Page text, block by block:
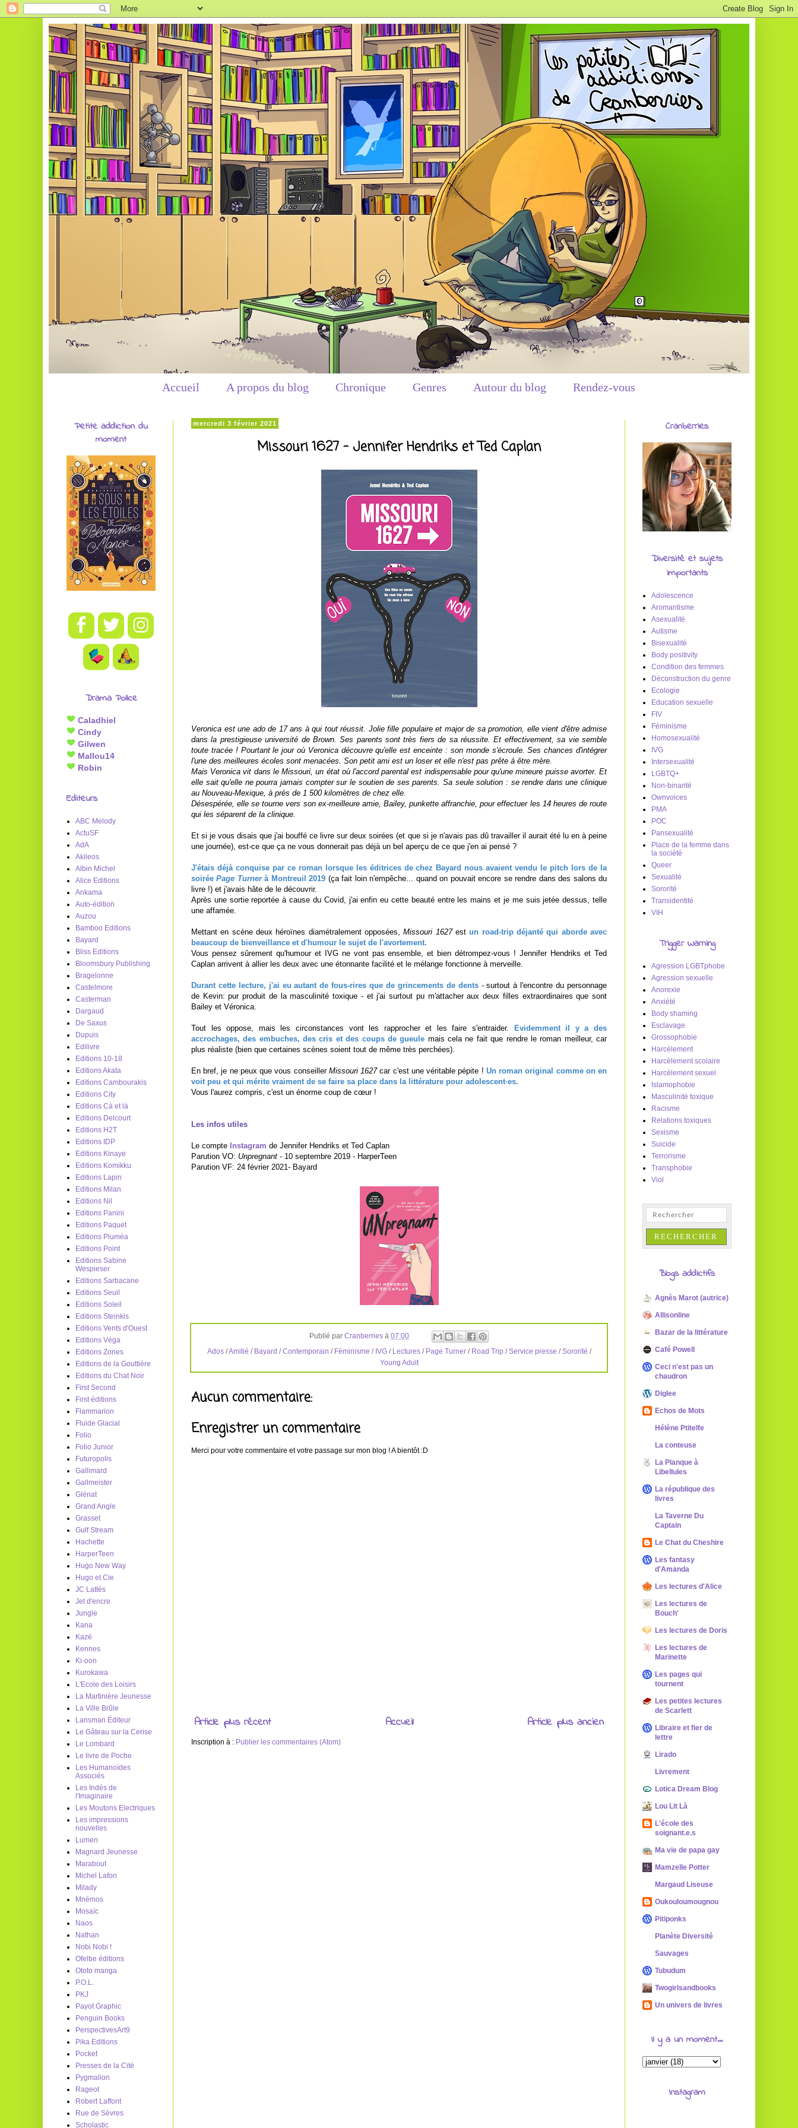
Accueil A propos du blog Chronique Genres Autour du blog Rendez-vous
mercredi 3 février 2021
Missouri 1627 - Jennifer Hendriks et Ted Caplan
Veronica est une ado de 17 ans à qui tout réussit. Jolie fille populaire et major de sa promotion, elle vient d'être admise
dans la prestigieuse université de Brown. Ses parents sont très fiers de sa réussite. Et effectivement, sa vie semble
toute tracée ! Pourtant le jour où Veronica découvre qu'elle est enceinte : son monde s'écroule. Ses chances d'intégrer
l'une des meilleures écoles sont menacées. Son petit ami est un loser et elle n'est pas prête à être mère.
Mais Veronica vit dans le Missouri, un état où l'accord parental est indispensable pour qu'une mineure puisse avorter. Et
elle sait qu'elle ne pourra jamais compter sur le soutien de ses parents. Sa seule solution : se rendre dans une clinique
au Nouveau-Mexique, à près de 1 500 kilomètres de chez elle.
Désespérée, elle se tourne vers son ex-meilleure amie, Bailey, punkette affranchie, pour effectuer les 14 heures de route
qui les séparent de la clinique.
Et si je vous disais que j'ai bouffé ce livre sur deux soirées (et que si je n'avais pas dû travailler il aurait été lu en à peine
une journée), est-ce que ça ne vous donnerait pas déjà un bel aperçu de ce que j'en ai pensé ?
J'étais déjà conquise par ce roman lorsque les éditrices de chez Bayard nous avaient vendu le pitch lors de la
soiréePage Turnerà Montreuil 2019 (ça fait loin n'empêche... quand on pouvait encore se rendre dans des salons du
livre !) et j'avais hâte de le découvrir.
Après une sortie reportée à cause du Covid, j'ai enfin eu cette beauté entre les mains et je me suis jetée dessus, telle
une affamée.
Mettant en scène deux héroïnes diamétralement opposées,Missouri 1627estun road-trip déjanté qui aborde avec
beaucoup de bienveillance et d'humour le sujet de l'avortement.
Vous pensez sûrement qu'humour et IVG ne vont pas ensemble, et bien détrompez-vous ! Jennifer Hendriks et Ted
Caplan arrivent à allier les deux avec une étonnante facilité et le mélange fonctionne à merveille.
Durant cette lecture, j'ai eu autant de fous-rires que de grincements de dents- surtout à l'encontre du personnage
de Kevin: pur produit de la masculinité toxique - et j'ai surtout pu m'attacher aux deux filles extraordinaires que sont
Bailey et Véronica.
Tout les oppose, mais les circonstances vont les rapprocher et les faire s'entraider. Evidemment il y a des
accrochages, des embuches, des cris et des coups de gueule mais cela ne fait que rendre le roman meilleur, car
plus réaliste (bien que certaines scènes soient tout de même très perchées).
En bref, je ne peux que vous conseiller Missouri 1627car c'est une véritable pépite ! Un roman original comme on en
voit peu et qui mérite vraiment de se faire sa place dans la littérature pour adolescent·es.
Vous l'aurez compris, c'est un énorme coup de cœur !
Les infos utiles
Le compte Instagram de Jennifer Hendriks et Ted Caplan
Parution VO: Unpregnant - 10 septembre 2019 - HarperTeen
Parution VF: 24 février 2021- Bayard
Publié par Cranberries à 07:00
Ados/Amitié / Bayard /Contemporain / Féminisme / IVG/ Lectures/ Page Turner/ Road Trip /Service presse /Sororité /
Young Adult
Aucun commentaire:
Enregistrer un commentaire
Merci pour votre commentaire et votre passage sur mon blog ! A bientôt :D
Article plus récent Article plus ancien
Accueil
Inscription à : Publier les commentaires (Atom)
Petite addiction du
moment
Drama Police
Caladhiel
Cindy
Gilwen
Mallou14
Robin
Editeurs
ABC Melody
ActuSF
AdA
Akileos
Albin Michel
Alice Editions
Ankama
Auto-édition
Auzou
Bamboo Editions
Bayard
Bliss Editions
Bloomsbury Publishing
Bragelonne
Castelmore
Casterman
Dargaud
De Saxus
Dupuis
Edilivre
Editions 10-18
Editions Akata
Editions Cambourakis
Editions City
Editions Cà et là
Editions Delcourt
Editions H2T
Editions IDP
Editions Kinaye
Editions Komikku
Editions Lapin
Editions Milan
Editions Nil
Editions Panini
Editions Paquet
Editions Pluméa
Editions Point
Editions Sabine
Wespieser
Editions Sarbacane
Editions Seuil
Editions Soleil
Editions Steinkis
Editions Vents d'Ouest
Editions Véga
Editions Zones
Editions de la Gouttière
Editions du Chat Noir
First Second
First éditions
Flammarion
Fluide Glacial
Folio
Folio Junior
Futuropolis
Gallimard
Gallmeister
Glénat
Grand Angle
Grasset
Gulf Stream
Hachette
HarperTeen
Hugo New Way
Hugo et Cie
JC Lattès
Jet d'encre
Jungle
Kana
Kazé
Kennes
Ki-oon
Kurokawa
L'Ecole des Loisirs
La Martinière Jeunesse
La Ville Brûle
Lansman Éditeur
Le Gâteau sur la Cerise
Le Lombard
Le livre de Poche
Les Humanoïdes
Associés
Les Indés de
l'Imaginaire
Les Moutons Electriques
Les impressions
nouvelles
Lumen
Magnard Jeunesse
Marabout
Michel Lafon
Milady
Mnémos
Mosaïc
Naos
Nathan
Nobi Nobi !
Ofelbe éditions
Ototo manga
P.O.L.
PKJ
Payot Graphic
Penguin Books
PerspectivesArt9
Pika Editions
Pocket
Presses de la Cité
Pygmalion
Rageot
Robert Laffont
Rue de Sèvres
Scholastic
Cranberries
Diversité et sujets
importants
Adolescence
Aromantisme
Asexualité
Autisme
Bisexualité
Body positivity
Condition des femmes
Déconstruction du genre
Ecologie
Education sexuelle
FIV
Féminisme
Homosexualité
IVG
Intersexualité
LGBTQ+
Non-binarité
Ownvoices
PMA
POC
Pansexualité
Place de la femme dans
la société
Queer
Sexualité
Sororité
Transidentité
VIH
Trigger Warning
Agression LGBTphobe
Agression sexuelle
Anorexie
Anxiété
Body shaming
Esclavage
Grossophobie
Harcèlement
Harcèlement scolaire
Harcèlement sexuel
Islamophobie
Masculinité toxique
Racisme
Relations toxiques
Sexisme
Suicide
Terrorisme
Transphobie
Viol
Blogs addictifs
Agnès Marot (autrice)
Allisonline
Bazar de la littérature
Café Powell
Ceci n'est pas un
chaudron
Diglee
Echos de Mots
Hélène Ptitelfe
La conteuse
La Planque à
Libellules
La république des
livres
La Taverne Du
Captain
Le Chat du Cheshire
Les fantasy
d'Amanda
Les lectures d'Alice
Les lectures de
Bouch'
Les lectures de Doris
Les lectures de
Marinette
Les pages qui
tournent
Les petites lectures
de Scarlett
Libraire et fier de
lettre
Lirado
Livrement
Lotica Dream Blog
Lou Lit Là
L'école des
soignant.e.s
Ma vie de papa gay
Mamzelle Potter
Margaud Liseuse
Oukouloumougnou
Pitiponks
Planète Diversité
Sauvages
Tubudum
Twogirlsandbooks
Un univers de livres
Il y a un moment...
Instagram